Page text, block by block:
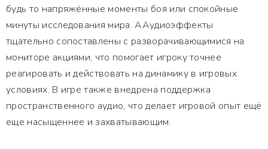
будь то напряжённые моменты боя или спокойные
минуты исследования мира. ААудиоэффекты
тщательно сопоставлены с разворачивающимися на
мониторе акциями, что помогает игроку точнее
реагировать и действовать на динамику в игровых
условиях. В игре также внедрена поддержка
пространственного аудио, что делает игровой опыт ещё
еще насыщеннее и захватывающим.